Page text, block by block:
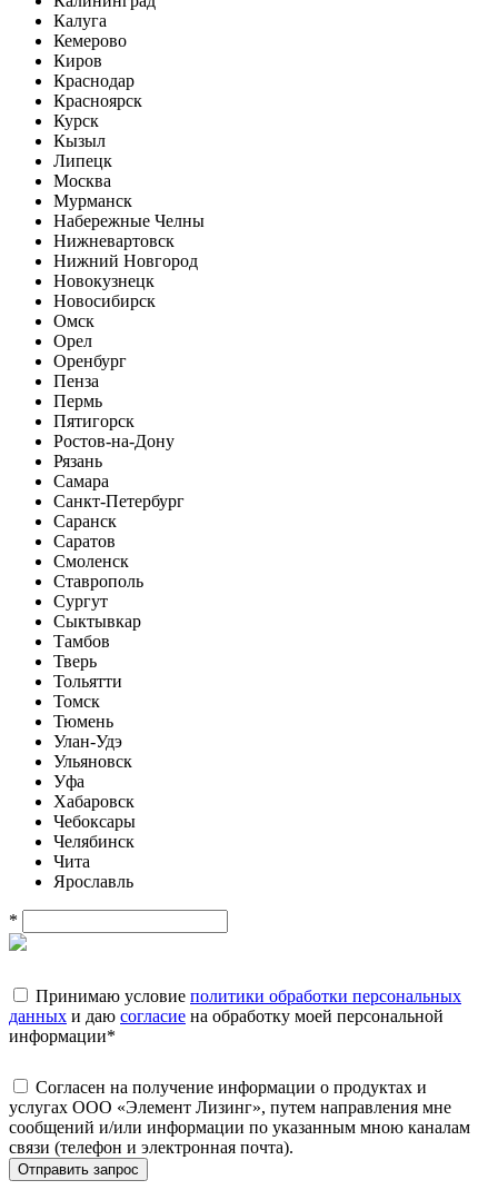
Калуга
Кемерово
Киров
Краснодар
Красноярск
Курск
Кызыл
Липецк
Москва
Мурманск
Набережные Челны
Нижневартовск
Нижний Новгород
Новокузнецк
Новосибирск
Омск
Орел
Оренбург
Пенза
Пермь
Пятигорск
Ростов-на-Дону
Рязань
Самара
Санкт-Петербург
Саранск
Саратов
Смоленск
Ставрополь
Сургут
Сыктывкар
Тамбов
Тверь
Тольятти
Томск
Тюмень
Улан-Удэ
Ульяновск
Уфа
Хабаровск
Чебоксары
Челябинск
Чита
Ярославль
*
Принимаю условие политики обработки персональных
данных и даю согласие на обработку моей персональной
информации*
Согласен на получение информации о продуктах и
услугах ООО «Элемент Лизинг», путем направления мне
сообщений и/или информации по указанным мною каналам
связи (телефон и электронная почта).
Отправить запрос